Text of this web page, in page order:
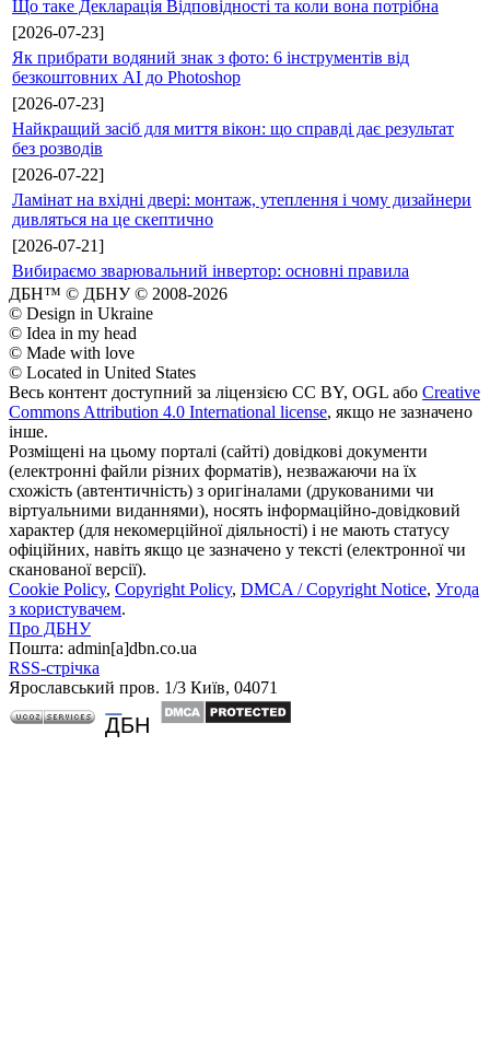
Що таке Декларація Відповідності та коли вона потрібна
[2026-07-23]
Як прибрати водяний знак з фото: 6 інструментів від
безкоштовних AI до Photoshop
[2026-07-23]
Найкращий засіб для миття вікон: що справді дає результат
без розводів
[2026-07-22]
Ламінат на вхідні двері: монтаж, утеплення і чому дизайнери
дивляться на це скептично
[2026-07-21]
Вибираємо зварювальний інвертор: основні правила
ДБН™ © ДБНУ © 2008-2026
© Design in Ukraine
© Idea in my head
© Made with love
© Located in United States
Весь контент доступний за ліцензією CC BY, OGL або Creative
Commons Attribution 4.0 International license, якщо не зазначено
інше.
Розміщені на цьому порталі (сайті) довідкові документи
(електронні файли різних форматів), незважаючи на їх
схожість (автентичність) з оригіналами (друкованими чи
віртуальними виданнями), носять інформаційно-довідковий
характер (для некомерційної діяльності) і не мають статусу
офіційних, навіть якщо це зазначено у тексті (електронної чи
сканованої версії).
Cookie Policy, Copyright Policy, DMCA / Copyright Notice, Угода
з користувачем.
Про ДБНУ
Пошта: admin[а]dbn.co.ua
RSS-стрічка
Ярославський пров. 1/3 Київ, 04071